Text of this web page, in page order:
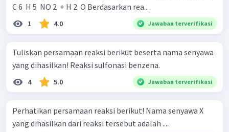
C 6 ​ H 5 ​ NO 2 ​ + H 2 ​ O Berdasarkan rea...
1 4.0 Jawaban terverifikasi
Tuliskan persamaan reaksi berikut beserta nama senyawa
yang dihasilkan! Reaksi sulfonasi benzena.
4 5.0 Jawaban terverifikasi
Perhatikan persamaan reaksi berikut! Nama senyawa X
yang dihasilkan dari reaksi tersebut adalah ....